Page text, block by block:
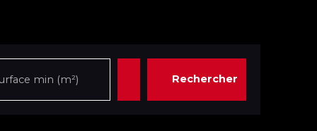
min (m²) Rechercher